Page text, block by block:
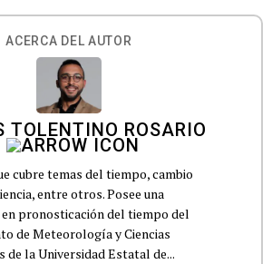
ACERCA DEL AUTOR
TOLENTINO ROSARIO
cubre temas del tiempo, cambio
entre otros. Posee una
pronosticación del tiempo del
de Meteorología y Ciencias
de la Universidad Estatal de...